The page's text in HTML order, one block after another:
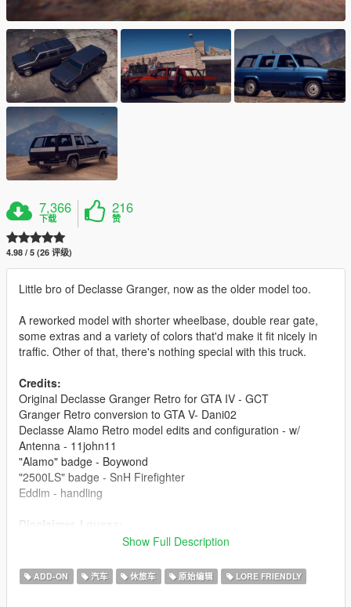
7,366
下载
216
赞
4.98 / 5 (26 评级)
Little bro of Declasse Granger, now as the older model too.
A reworked model with shorter wheelbase, double rear gate,
some extras and a variety of colors that'd make it fit nicely in
traffic. Other of that, there's nothing special with this truck.
Credits:
Original Declasse Granger Retro for GTA IV - GCT
Granger Retro conversion to GTA V- Dani02
Declasse Alamo Retro model edits and configuration - w/
Antenna - 11john11
"Alamo" badge - Boywond
"2500LS" badge - SnH Firefighter
Eddlm - handling
- You're required to get permissions from asset creators (listed
- This mod is exclusive for download at GTA5-Mods.com.
Show Full Description
ADD-ON 汽车 休旅车 原始编辑 LORE FRIENDLY